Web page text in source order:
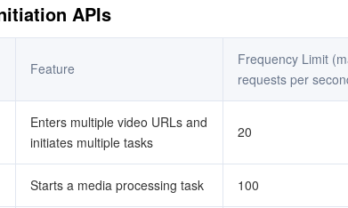
中国站
简体中文
APIs
Feature
Frequency Limit
requests per
Enters multiple video URLs and
initiates multiple tasks
20
Starts a media processing task 100